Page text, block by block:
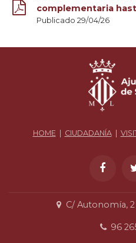
complementaria
Publicado 29/04/26
HOME | CIUDADANÍA|
C/ Autonomía,
96